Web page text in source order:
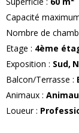
Capacité
Nombre de
Etage : 4ème
Exposition : Sud
Balcon/Terrasse :
Animaux :
Loueur: